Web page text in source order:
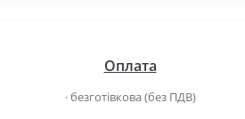
Оплата
· безготівкова (без ПДВ)